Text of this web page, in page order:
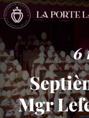
6
Mgr